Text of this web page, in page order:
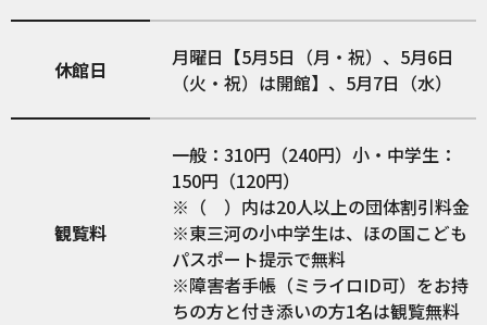
休館日
月曜日【5月5日（月・祝）、5月6日
（火・祝）は開館】、5月7日（水）
観覧料
一般：310円（240円）小・中学生：
150円（120円）
※（ ）内は20人以上の団体割引料金
※東三河の小中学生は、ほの国こども
パスポート提示で無料
※障害者手帳（ミライロID可）をお持
ちの方と付き添いの方1名は観覧無料